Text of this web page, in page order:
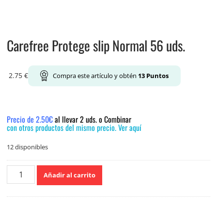
Carefree Protege slip Normal 56 uds.
2.75 € Compra este artículo y obtén 13Puntos
Precio de 2.50€al llevar 2 uds. o Combinar
con otros productos del mismo precio. Ver aquí
12 disponibles
Carefree
Protege
Añadir al carrito